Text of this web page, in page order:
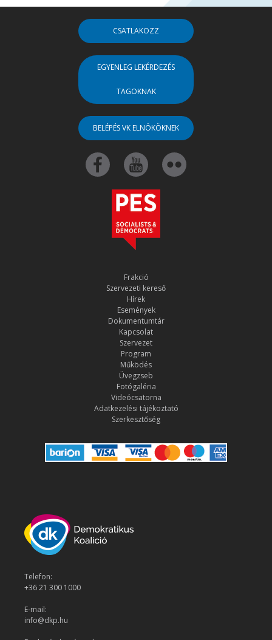
CSATLAKOZZ
EGYENLEG LEKÉRDEZÉS
TAGOKNAK
BELÉPÉS VK ELNÖKÖKNEK
Frakció
Szervezeti kereső
Hírek
Események
Dokumentumtár
Kapcsolat
Szervezet
Program
Működés
Üvegzseb
Fotógaléria
Videócsatorna
Adatkezelési tájékoztató
Szerkesztőség
Telefon:
+36 21 300 1000
E-mail:
info@dkp.hu